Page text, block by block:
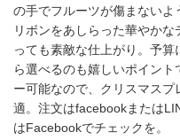
の手でフルーツが傷まない
リボンをあしらった華やか
っても素敵な仕上がり。予
ら選べるのも嬉しいポイン
ー可能なので、クリスマス
適。注文はfacebookまたは
はFacebookでチェックを。